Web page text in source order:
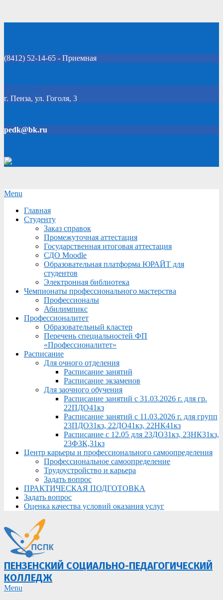
(8412) 52-14-65 - Приемная
Click Here
г. Пенза, ул. Гоголя, 3
pedk@bk.ru
Secondary
Menu
Menu
Главная
Студенту
Заказ справок
Промежуточная аттестация
Государственная итоговая аттестация
СДО Moodle
Образовательная платформа ЮРАЙТ для
студентов
Электронная библиотека
Чемпионаты профессионального мастерства
Профессионалы
Абилимпикс
Профессионалитет
Образовательный кластер
Перечень специальностей ФП
«Профессионалитет»
Расписание
Для очного отделения
Расписание занятий
Расписание экзаменов
Для заочного обучения
Расписание занятий с 31.03.2026 г. для гр.
22ПДО41кз
Расписание занятий с 11.03.2026 г. для групп
23ПДО31кз, 22ДО41кз, 22НК41кз
Расписание с 12.05 для 23ДО31кз, 23НК31кз,
23ФЗК,31кз
Центр карьеры и профессионального самоопределения
Профессиональное самоопределение
Трудоустройство и карьера
Задать вопрос
ПРАКТИЧЕСКАЯ ПОДГОТОВКА
Задать вопрос
Оценка качества условий оказания услуг
ПЕНЗЕНСКИЙ СОЦИАЛЬНО-ПЕДАГОГИЧЕСКИЙ
КОЛЛЕДЖ
Primary
Menu